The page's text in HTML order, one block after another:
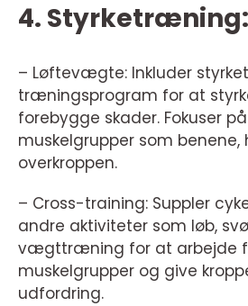
4. Styrketræning:
– Løftevægte: Inkluder
træningsprogram for at
forebygge skader. Fokuser
muskelgrupper som
overkroppen.
– Cross-training: Suppler
andre aktiviteter som løb,
vægttræning for at arbejde
muskelgrupper og give
udfordring.